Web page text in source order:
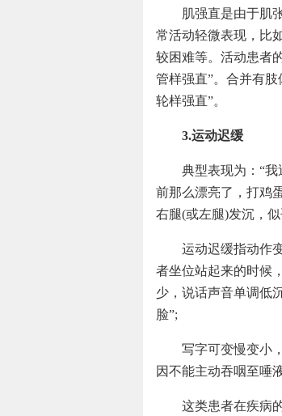
肌强直是由于肌
常活动轻微表现，比
较困难等。活动患者
管样强直”。合并有
轮样强直”。
3.运动迟缓
典型表现为：“
前那么漂亮了，打鸡
右腿(或左腿)发沉，
运动迟缓指动作
者坐位站起来的时候
少，说话声音单调低
脸”;
写字可变慢变小
因不能主动吞咽至唾
这类患者在疾病